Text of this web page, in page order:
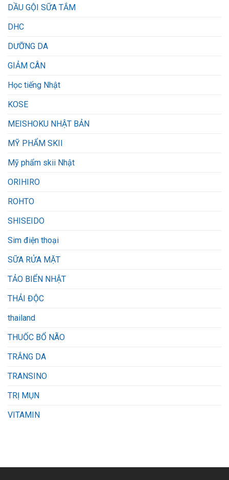
DẦU GỘI SỮA TẮM
DHC
DƯỠNG DA
GIẢM CÂN
Học tiếng Nhật
KOSE
MEISHOKU NHẬT BẢN
MỸ PHẨM SKII
Mỹ phẩm skii Nhật
ORIHIRO
ROHTO
SHISEIDO
Sim điện thoại
SỮA RỬA MẶT
TẢO BIỂN NHẬT
THẢI ĐỘC
thailand
THUỐC BỔ NÃO
TRẮNG DA
TRANSINO
TRỊ MỤN
VITAMIN